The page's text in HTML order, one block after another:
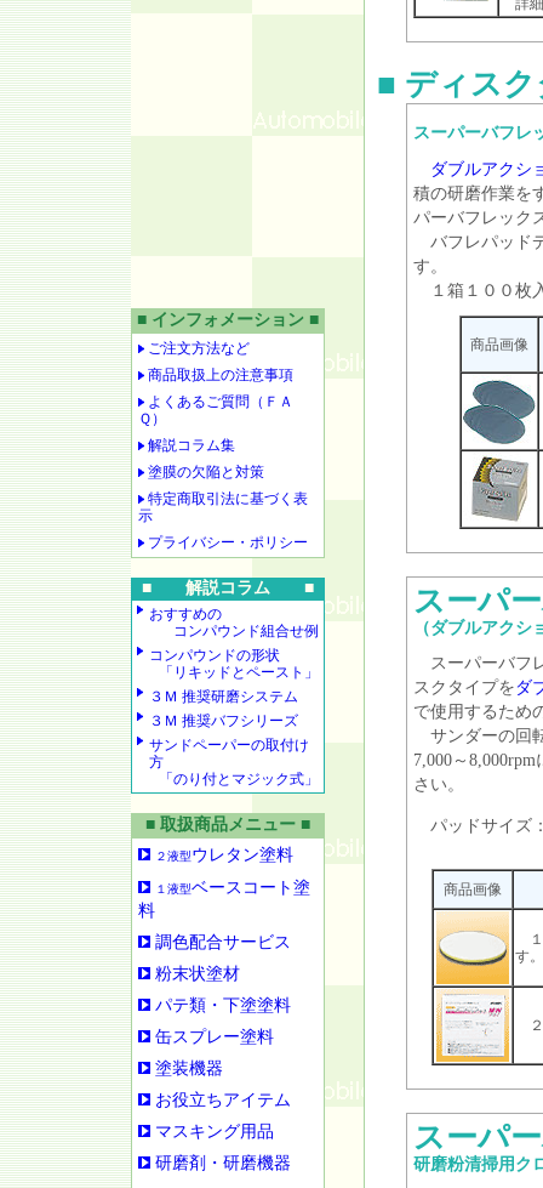
詳
■ ディス
スーパーバフレ
ダブルアクシ
積の研磨作業を
パーバフレック
バフレパッド
す。
１箱１００枚
商品画像
スーパ
（ダブルアクシ
スーパーバフ
スクタイプを ダ
で使用するため
サンダーの回
7,000～
さい。
パッドサイズ
商品画像
１
す。
２
スーパ
研磨粉清掃用ク
■ インフォメーション ■
ご注文方法など
商品取扱上の注意事項
よくあるご質問（ＦＡ
Ｑ）
解説コラム集
塗膜の欠陥と対策
特定商取引法に基づく表
示
プライバシー・ポリシー
■ 解説コラム ■
おすすめの
コンパウンド組合せ例
コンパウンドの形状
「リキッドとペースト」
３Ｍ 推奨研磨システム
３Ｍ 推奨バフシリーズ
サンドペーパーの取付け
方
「のり付とマジック式」
■ 取扱商品メニュー ■
２液型ウレタン塗料
１液型ベースコート塗
料
調色配合サービス
粉末状塗材
パテ類・下塗塗料
缶スプレー塗料
塗装機器
お役立ちアイテム
マスキング用品
研磨剤・研磨機器